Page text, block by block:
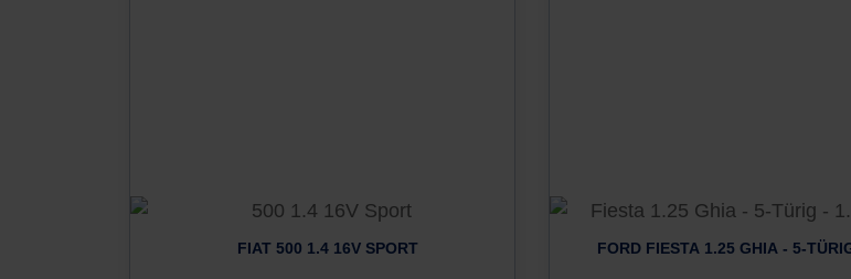
FIAT 500 1.4 16V SPORT FORD FIESTA 1.25 GHIA - 5-